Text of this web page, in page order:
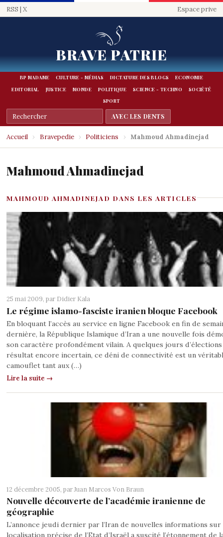
RSS | X Espace prive
BRAVE PATRIE
BP MADAME CULTURE - MÉDIAS DICTATURE DES BLOGS
ECONOMIE
EDITORIAL
JUSTICE MONDE POLITIQUE SCIENCE - TECHNO
SOCIÉTÉ
SPORT
Accueil › Bravepedie › Politiciens › Mahmoud Ahmadinejad
Mahmoud Ahmadinejad
MAHMOUD AHMADINEJAD DANS LES ARTICLES
25 mai 2009, par Didier Kala
Le régime islamo-fasciste iranien bloque Facebook
En bloquant l’accès au service en ligne Facebook en fin de
dernière, la République Islamique d’Iran a une nouvelle fois
son caractère profondément vilain. A quelques jours d’élections
résultat encore incertain, ce déni de connectivité est un
camouflet tant aux (…)
Lire la suite →
12 décembre 2005, parJuan Marcos Von Braun
Nouvelle découverte de l’académie iranienne de
géographie
L’annonce jeudi dernier par l’Iran de nouvelles informations sur
localisation précise de l’Etat d’Israël a suscité l’étonnement de